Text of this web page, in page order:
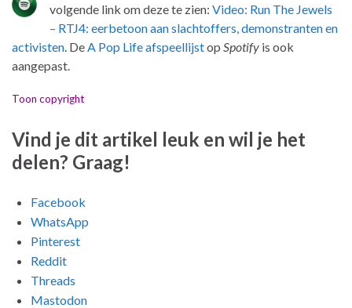
volgende link om deze te zien: Video: Run The Jewels
– RTJ4: eerbetoon aan slachtoffers, demonstranten en
activisten . De A Pop Life afspeellijstop Spotify is ook
aangepast.
Toon copyright
Vind je dit artikel leuk en wil je het
delen? Graag!
Facebook
WhatsApp
Pinterest
Reddit
Threads
Mastodon